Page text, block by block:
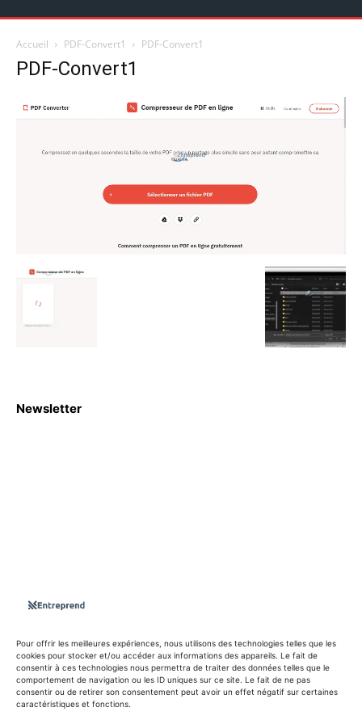
Pour offrir les meilleures expériences, nous utilisons des technologies telles que les
cookies pour stocker et/ou accéder aux informations des appareils. Le fait de
consentir à ces technologies nous permettra de traiter des données telles que le
comportement de navigation ou les ID uniques sur ce site. Le fait de ne pas
consentir ou de retirer son consentement peut avoir un effet négatif sur certaines
caractéristiques et fonctions.
Accueil PDF-Convert1 PDF-Convert1
PDF-Convert1
info@entreprend.net
Newsletter